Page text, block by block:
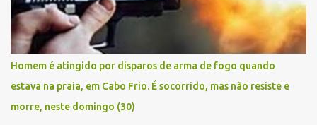
baleado foi identificado como Claudio Bastos, conhecido no meio
político.
Homem é atingido por disparos de arma de fogo quando
estava na praia, em Cabo Frio. É socorrido, mas não resiste e
morre, neste domingo (30)